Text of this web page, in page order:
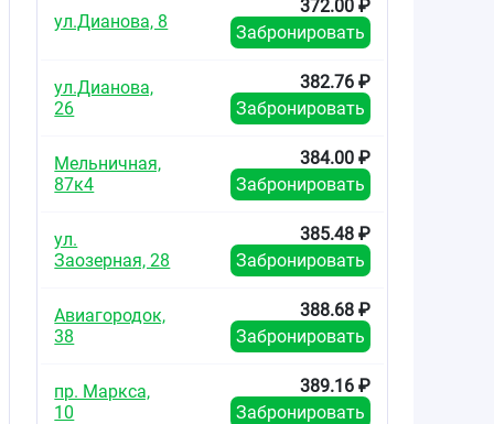
ул.Дианова, 8
372.00 ₽
Забронировать
ул.Дианова,
26
382.76 ₽
Забронировать
Мельничная,
87к4
384.00 ₽
Забронировать
ул.
Заозерная, 28
385.48 ₽
Забронировать
Авиагородок,
38
388.68 ₽
Забронировать
пр. Маркса,
10
389.16 ₽
Забронировать